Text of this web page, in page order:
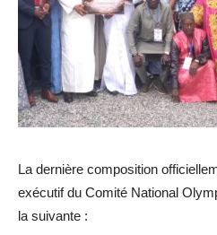
La dernière composition
exécutif du Comité National
la suivante :